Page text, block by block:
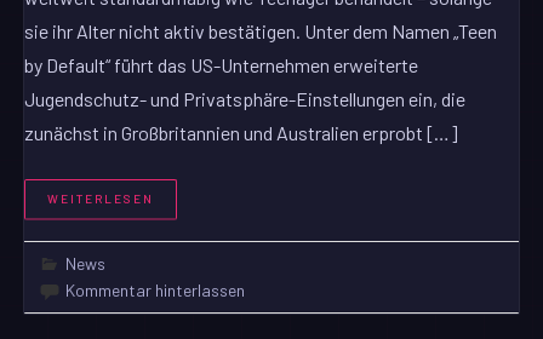
sie ihr Alter nicht aktiv bestätigen. Unter dem Namen „Teen
by Default“ führt das US-Unternehmen erweiterte
Jugendschutz- und Privatsphäre-Einstellungen ein, die
zunächst in Großbritannien und Australien erprobt […]
WEITERLESEN
News
Kommentar hinterlassen